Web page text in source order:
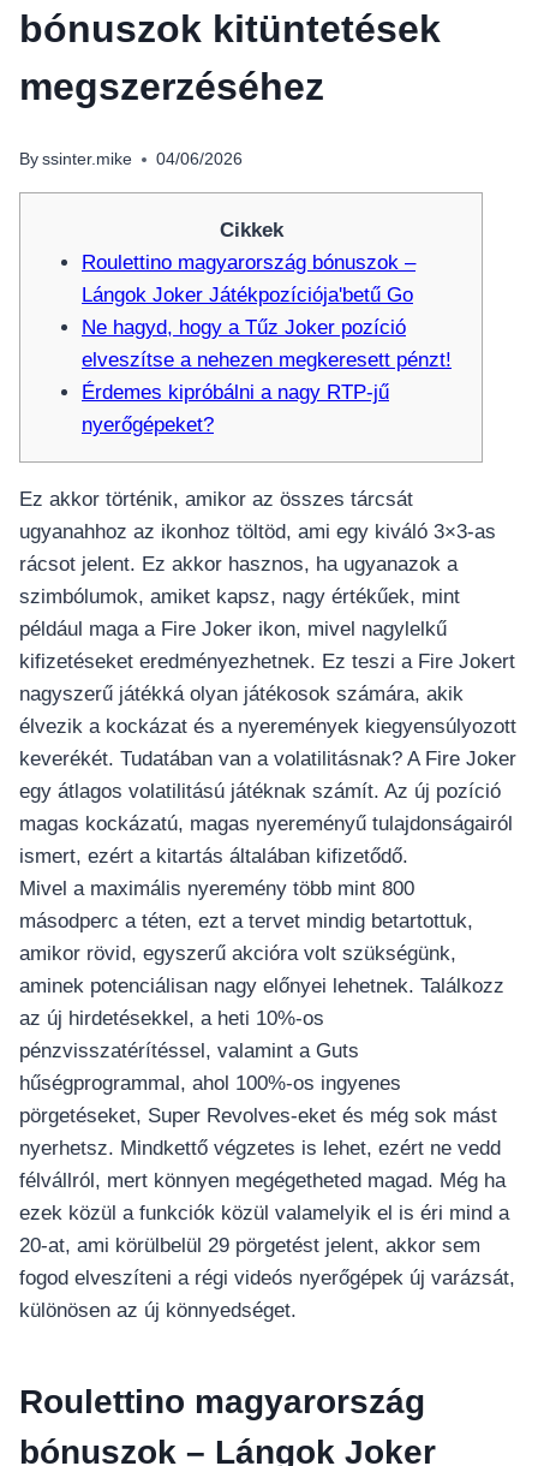
bónuszok kitüntetések
megszerzéséhez
By ssinter.mike 04/06/2026
Cikkek
Roulettino magyarország bónuszok –
Lángok Joker Játékpozíciója'betű Go
Ne hagyd, hogy a Tűz Joker pozíció
elveszítse a nehezen megkeresett pénzt!
Érdemes kipróbálni a nagy RTP-jű
nyerőgépeket?
Ez akkor történik, amikor az összes tárcsát
ugyanahhoz az ikonhoz töltöd, ami egy kiváló 3×3-as
rácsot jelent. Ez akkor hasznos, ha ugyanazok a
szimbólumok, amiket kapsz, nagy értékűek, mint
például maga a Fire Joker ikon, mivel nagylelkű
kifizetéseket eredményezhetnek. Ez teszi a Fire Jokert
nagyszerű játékká olyan játékosok számára, akik
élvezik a kockázat és a nyeremények kiegyensúlyozott
keverékét. Tudatában van a volatilitásnak? A Fire Joker
egy átlagos volatilitású játéknak számít. Az új pozíció
magas kockázatú, magas nyereményű tulajdonságairól
ismert, ezért a kitartás általában kifizetődő.
Mivel a maximális nyeremény több mint 800
másodperc a téten, ezt a tervet mindig betartottuk,
amikor rövid, egyszerű akcióra volt szükségünk,
aminek potenciálisan nagy előnyei lehetnek. Találkozz
az új hirdetésekkel, a heti 10%-os
pénzvisszatérítéssel, valamint a Guts
hűségprogrammal, ahol 100%-os ingyenes
pörgetéseket, Super Revolves-eket és még sok mást
nyerhetsz. Mindkettő végzetes is lehet, ezért ne vedd
félvállról, mert könnyen megégetheted magad. Még ha
ezek közül a funkciók közül valamelyik el is éri mind a
20-at, ami körülbelül 29 pörgetést jelent, akkor sem
fogod elveszíteni a régi videós nyerőgépek új varázsát,
különösen az új könnyedséget.
Roulettino magyarország
bónuszok – Lángok Joker